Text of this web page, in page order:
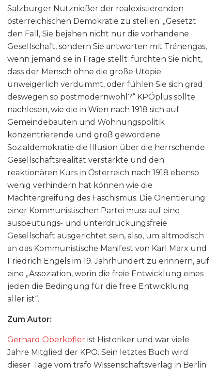
Salzburger Nutznießer der realexistierenden
österreichischen Demokratie zu stellen: „Gesetzt
den Fall, Sie bejahen nicht nur die vorhandene
Gesellschaft, sondern Sie antworten mit Tränengas,
wenn jemand sie in Frage stellt: fürchten Sie nicht,
dass der Mensch ohne die große Utopie
unweigerlich verdummt, oder fühlen Sie sich grad
deswegen so postmodernwohl?“ KPÖplus sollte
nachlesen, wie die in Wien nach 1918 sich auf
Gemeindebauten und Wohnungspolitik
konzentrierende und groß gewordene
Sozialdemokratie die Illusion über die herrschende
Gesellschaftsrealität verstärkte und den
reaktionären Kurs in Österreich nach 1918 ebenso
wenig verhindern hat können wie die
Machtergreifung des Faschismus. Die Orientierung
einer Kommunistischen Partei muss auf eine
ausbeutungs- und unterdrückungsfreie
Gesellschaft ausgerichtet sein, also, um altmodisch
an das Kommunistische Manifest von Karl Marx und
Friedrich Engels im 19. Jahrhundert zu erinnern, auf
eine „Assoziation, worin die freie Entwicklung eines
jeden die Bedingung für die freie Entwicklung
aller ist“.
Zum Autor:
Gerhard Oberkofler ist Historiker und war viele
Jahre Mitglied der KPÖ. Sein letztes Buch wird
dieser Tage vom trafo Wissenschaftsverlag in Berlin